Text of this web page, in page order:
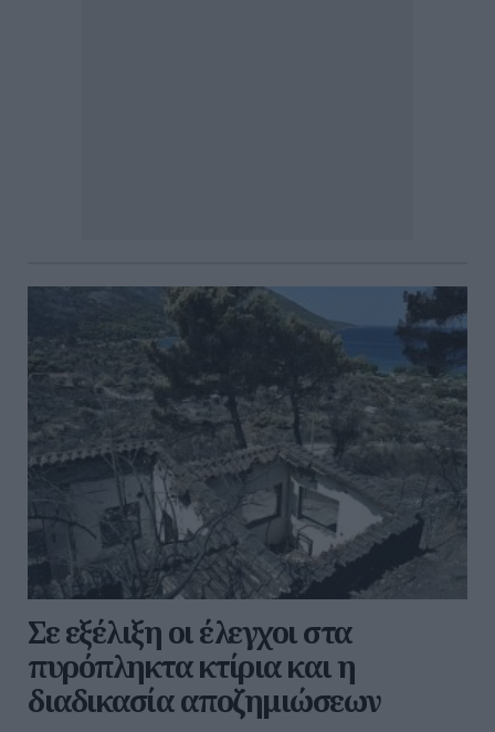
Σε εξέλιξη οι έλεγχοι στα
πυρόπληκτα κτίρια και η
διαδικασία αποζημιώσεων